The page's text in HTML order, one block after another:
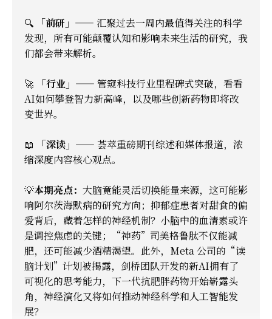
🔍 「前研」 —— 汇聚过去一周内最值得关注的科学
发现，所有可能颠覆认知和影响未来生活的研究，我
们都会带来解析。
🚀 「行业」 —— 管窥科技行业里程碑式突破，看看
AI如何攀登智力新高峰，以及哪些创新药物即将改
变世界。
📖 「深读」 —— 荟萃重磅期刊综述和媒体报道，浓
缩深度内容核心观点。
💡本期亮点： 大脑竟能灵活切换能量来源，这可能影
响阿尔茨海默病的研究方向；抑郁症患者对甜食的偏
爱背后，藏着怎样的神经机制？小脑中的血清素或许
是调控焦虑的关键；“神药”司美格鲁肽不仅能减
肥，还可能减少酒精渴望。此外，Meta 公司的“读
脑计划”计划被揭露，剑桥团队开发的新AI拥有了
可视化的思考能力，下一代抗肥胖药物开始崭露头
角，神经演化又将如何推动神经科学和人工智能发
展？